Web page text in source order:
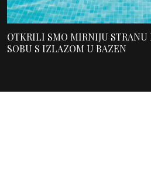
OTKRILI SMO MIRNIJU STRANU
SOBU S IZLAZOM U BAZEN